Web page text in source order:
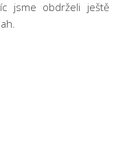
jsme obdrželi ještě